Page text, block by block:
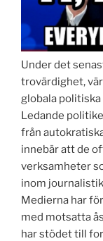
Under det
trovärdighet,
globala
Ledande
från
innebär att de
verksamheter
inom
Medierna har
med motsatta
har stödet till